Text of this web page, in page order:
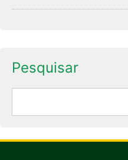
Pesquisar